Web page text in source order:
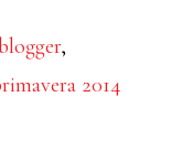
,
2014